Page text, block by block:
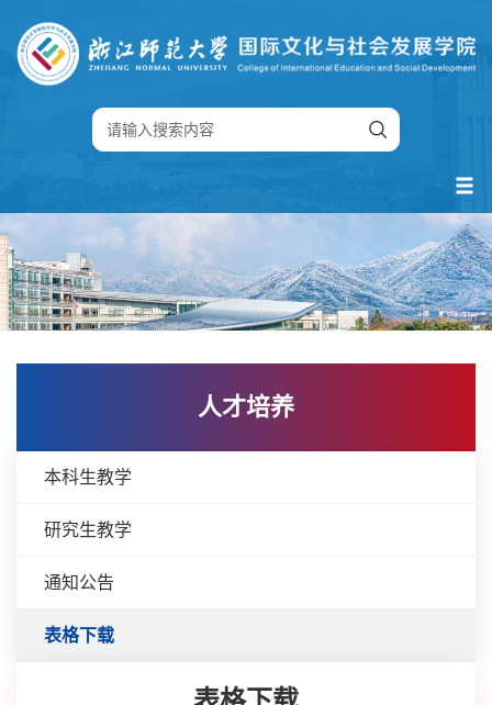
人才培养
本科生教学
研究生教学
通知公告
表格下载